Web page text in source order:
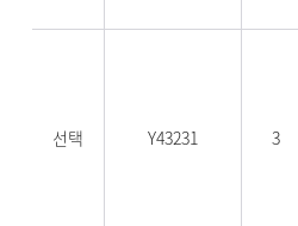
선택 Y43231 3